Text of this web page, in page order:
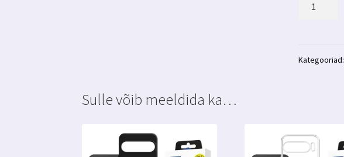
XL
Kategooriad:
Sulle võib meeldida ka…